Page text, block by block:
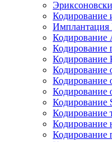
Кодирование
Имплантация
Кодирование
Кодирование
Кодирование
Кодирование
Кодирование
Кодирование
Кодирование
Кодирование
Кодирование
Кодирование